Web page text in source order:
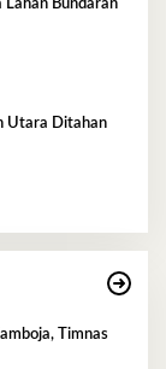
Lahan Bundaran
Utara Ditahan
Timnas